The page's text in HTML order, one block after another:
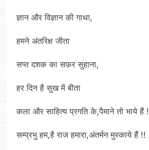
ज्ञान और विज्ञान की गाथा,
हमने अंतरिक्ष जीता
सप्त दशक का सफ़र सुहाना,
हर दिन है सुख में बीता
कला और साहित्य प्रगति के,पैमाने तो भाये हैं !
सम्प्रभु हम,है राज हमारा,अंतर्मन मुस्काये हैं !!